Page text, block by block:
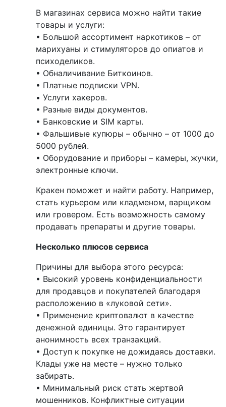
В магазинах сервиса можно найти такие
товары и услуги:
• Большой ассортимент наркотиков – от
марихуаны и стимуляторов до опиатов и
психоделиков.
• Обналичивание Биткоинов.
• Платные подписки VPN.
• Услуги хакеров.
• Разные виды документов.
• Банковские и SIM карты.
• Фальшивые купюры – обычно – от 1000 до
5000 рублей.
• Оборудование и приборы – камеры, жучки,
электронные ключи.
Кракен поможет и найти работу. Например,
стать курьером или кладменом, варщиком
или гровером. Есть возможность самому
продавать препараты и другие товары.
Несколько плюсов сервиса
Причины для выбора этого ресурса:
• Высокий уровень конфиденциальности
для продавцов и покупателей благодаря
расположению в «луковой сети».
• Применение криптовалют в качестве
денежной единицы. Это гарантирует
анонимность всех транзакций.
• Доступ к покупке не дожидаясь доставки.
Клады уже на месте – нужно только
забирать.
• Минимальный риск стать жертвой
мошенников. Конфликтные ситуации